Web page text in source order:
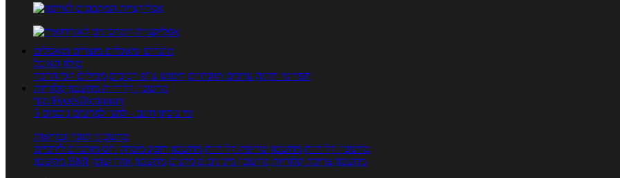
מוצרים ומאכלים מוצרים ומאכלים
מילון האוכל
תפריטי תזונה ערכים תזונתיים חיפוש ע"פ רכיבים מכילים הכי הרבה
מחשבון קלוריות מחשבון קלוריות
מנוי FoodsDictionary
5 ימי ניסיון חינם - לחצו לפרטים נוספים
מחשבוני תזונה ובריאות
מחשבון קלוריות מחשבון שריפת קלוריות מחשבון דופק מטרה יחס מותניים לירכיים
מחשבון BMI
מחשבון צריכת קלוריות מחשבון מינונים מומלצים מחשבון אחוז שומן